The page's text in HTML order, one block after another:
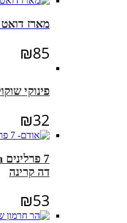
מארז דואט
₪85
פינוקי
₪32
דה קרינה
₪53